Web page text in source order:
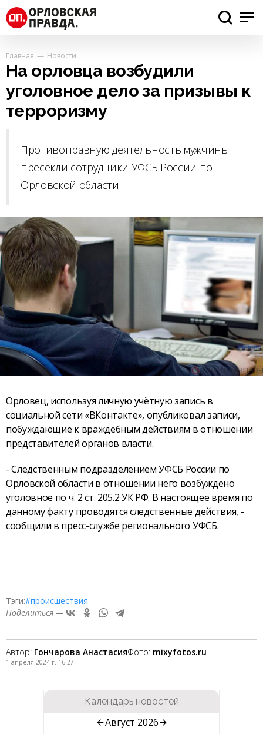
Главная Новости
На орловца возбудили
уголовное дело за призывы к
терроризму
Противоправную деятельность мужчины
пресекли сотрудники УФСБ России по
Орловской области.
Орловец, используя личную учётную запись в
социальной сети «ВКонтакте», опубликовал записи,
побуждающие к враждебным действиям в отношении
представителей органов власти.
- Следственным подразделением УФСБ России по
Орловской области в отношении него возбуждено
уголовное по ч. 2 ст. 205.2 УК РФ. В настоящее время по
данному факту проводятся следственные действия, -
сообщили в пресс-службе регионального УФСБ.
Тэги:#происшествия
Поделиться —
Автор: Гончарова АнастасияФото: mixyfotos.ru
1 апреля 2024 г. 16:27
Календарь новостей
Август 2026